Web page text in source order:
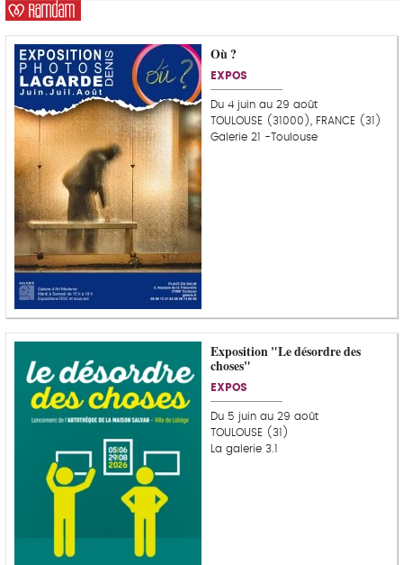
Où ?
EXPOS
Du 4 juin au 29 août
TOULOUSE (31000), FRANCE (31)
Galerie 21 -Toulouse
Exposition "Le désordre des
choses"
EXPOS
Du 5 juin au 29 août
TOULOUSE (31)
La galerie 3.1